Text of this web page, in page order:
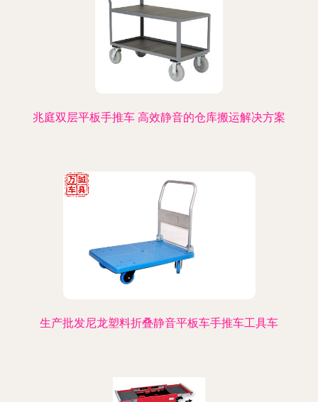
兆庭双层平板手推车 高效静音的仓库搬运解决方案
生产批发尼龙塑料折叠静音平板车手推车工具车